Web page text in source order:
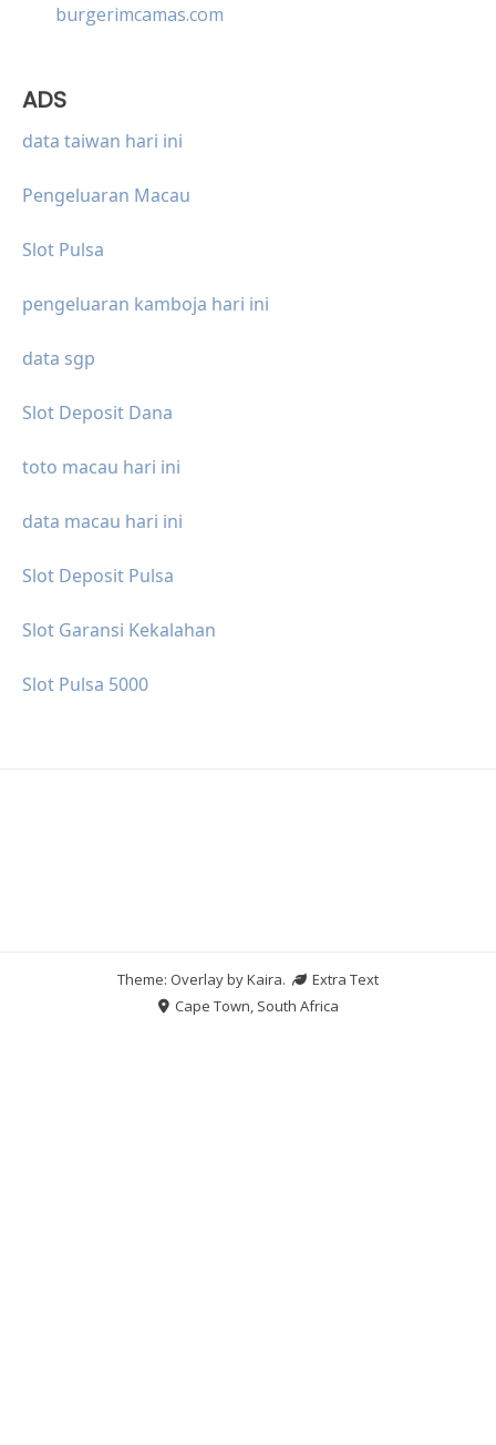
burgerimcamas.com
ADS
data taiwan hari ini
Pengeluaran Macau
Slot Pulsa
pengeluaran kamboja hari ini
data sgp
Slot Deposit Dana
toto macau hari ini
data macau hari ini
Slot Deposit Pulsa
Slot Garansi Kekalahan
Slot Pulsa 5000
Theme: Overlay byKaira.
Extra Text
Cape Town, South Africa